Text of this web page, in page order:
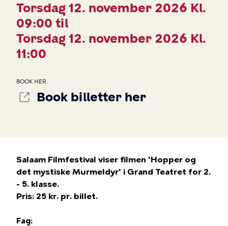
Torsdag 12. november 2026 Kl.
09:00 til
Torsdag 12. november 2026 Kl.
11:00
BOOK HER
Book billetter her
Salaam Filmfestival viser filmen 'Hopper og
det mystiske Murmeldyr' i Grand Teatret for 2.
- 5. klasse.
Pris: 25 kr. pr. billet.
Fag